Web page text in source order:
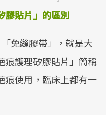
Mute
膠貼片」的區別
免縫膠帶」，就是大
痕護理矽膠貼片」簡稱
痕使用，臨床上都有一